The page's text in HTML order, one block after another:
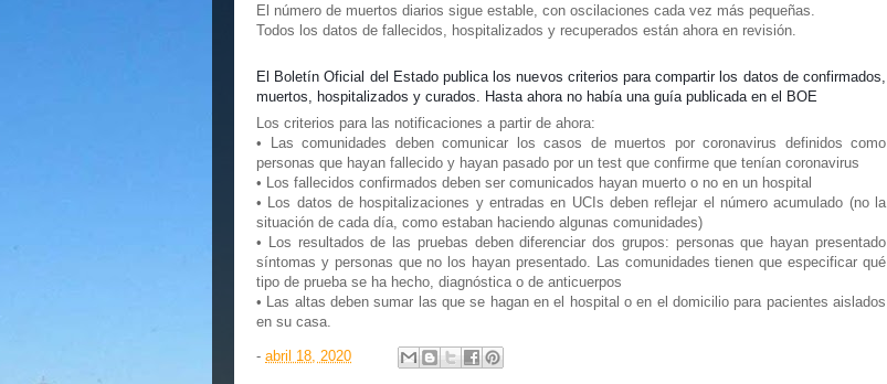
El número de muertos diarios sigue estable, con oscilaciones cada vez más pequeñas.
Todos los datos de fallecidos, hospitalizados y recuperados están ahora en revisión.
El Boletín Oficial del Estado publica los nuevos criterios para compartir los datos de confirmados,
muertos, hospitalizados y curados. Hasta ahora no había una guía publicada en el BOE
Los criterios para las notificaciones a partir de ahora:
• Las comunidades deben comunicar los casos de muertos por coronavirus definidos como
personas que hayan fallecido y hayan pasado por un test que confirme que tenían coronavirus
• Los fallecidos confirmados deben ser comunicados hayan muerto o no en un hospital
• Los datos de hospitalizaciones y entradas en UCIs deben reflejar el número acumulado (no la
situación de cada día, como estaban haciendo algunas comunidades)
• Los resultados de las pruebas deben diferenciar dos grupos: personas que hayan presentado
síntomas y personas que no los hayan presentado. Las comunidades tienen que especificar qué
tipo de prueba se ha hecho, diagnóstica o de anticuerpos
• Las altas deben sumar las que se hagan en el hospital o en el domicilio para pacientes aislados
en su casa.
- abril 18, 2020